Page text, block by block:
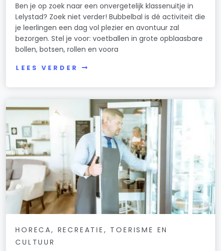
Ben je op zoek naar een onvergetelijk klassenuitje in
Lelystad? Zoek niet verder! Bubbelbal is dé activiteit die
je leerlingen een dag vol plezier en avontuur zal
bezorgen. Stel je voor: voetballen in grote opblaasbare
bollen, botsen, rollen en voora
LEES VERDER
HORECA, RECREATIE, TOERISME EN
CULTUUR